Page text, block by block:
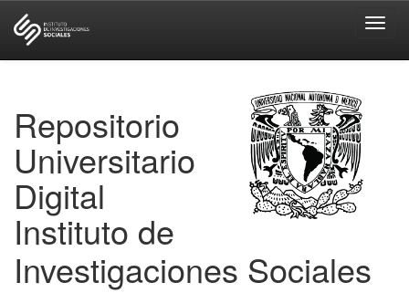
Repositorio
Universitario
Digital
Instituto de
Investigaciones Sociales